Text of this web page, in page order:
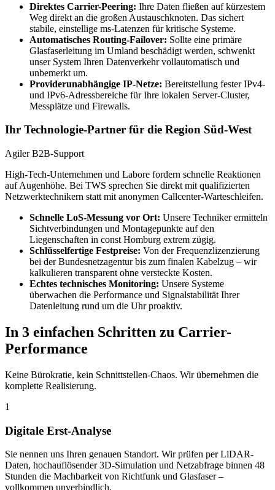
Direktes Carrier-Peering: Ihre Daten fließen auf kürzestem
Weg direkt an die großen Austauschknoten. Das sichert
stabile, einstellige ms-Latenzen für kritische Systeme.
Automatisches Routing-Failover: Sollte eine primäre
Glasfaserleitung im Umland beschädigt werden, schwenkt
unser System Ihren Datenverkehr vollautomatisch und
unbemerkt um.
Providerunabhängige IP-Netze: Bereitstellung fester IPv4-
und IPv6-Adressbereiche für Ihre lokalen Server-Cluster,
Messplätze und Firewalls.
Ihr Technologie-Partner für die Region Süd-West
Agiler B2B-Support
High-Tech-Unternehmen und Labore fordern schnelle Reaktionen
auf Augenhöhe. Bei TWS sprechen Sie direkt mit qualifizierten
Netzwerktechnikern statt mit anonymen Callcenter-Warteschleifen.
Schnelle LoS-Messung vor Ort: Unsere Techniker ermitteln
Sichtverbindungen und Montagepunkte auf den
Liegenschaften in const Homburg extrem zügig.
Schlüsselfertige Festpreise: Von der Frequenzlizenzierung
bei der Bundesnetzagentur bis zum finalen Kabelzug – wir
kalkulieren transparent ohne versteckte Kosten.
Echtes technisches Monitoring: Unsere Systeme
überwachen die Performance und Signalstabilität Ihrer
Datenleitung rund um die Uhr proaktiv.
In 3 einfachen Schritten zu Carrier-
Performance
Keine Bürokratie, kein Schnittstellen-Chaos. Wir übernehmen die
komplette Realisierung.
1
Digitale Erst-Analyse
Sie nennen uns Ihren genauen Standort. Wir prüfen per LiDAR-
Daten, hochauflösender 3D-Simulation und Netzabfrage binnen 48
Stunden die Machbarkeit von Richtfunk und Glasfaser –
vollkommen unverbindlich.